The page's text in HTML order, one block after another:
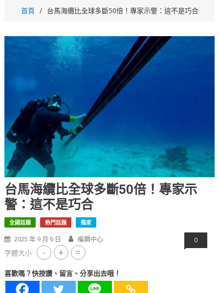
首頁 台馬海纜比全球多斷50倍！專家示警：這不是巧合
台馬海纜比全球多斷50倍！專家示
警：這不是巧合
全國話題 熱門話題 獨家
2025 年 9 月 6 日 編輯中心 0
字體大小 - + =
喜歡嗎？快按讚、留言、分享出去哦！